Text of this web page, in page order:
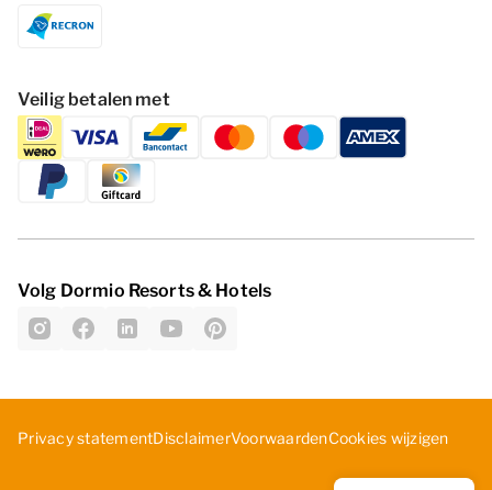
Veilig betalen met
Volg Dormio Resorts & Hotels
Privacy statementDisclaimerVoorwaardenCookies wijzigen